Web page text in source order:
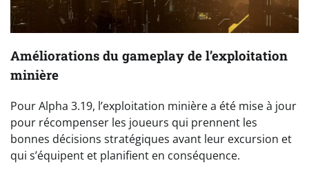
Améliorations du gameplay de l’exploitation
minière
Pour Alpha 3.19, l’exploitation minière a été mise à jour
pour récompenser les joueurs qui prennent les
bonnes décisions stratégiques avant leur excursion et
qui s’équipent et planifient en conséquence.